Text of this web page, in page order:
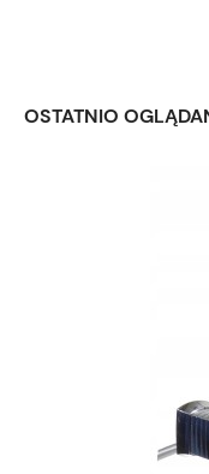
OSTATNIO